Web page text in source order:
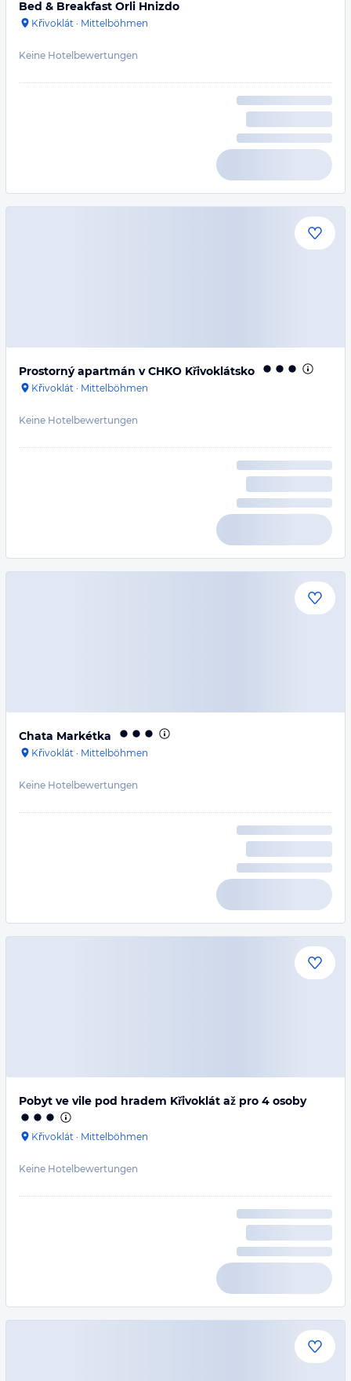
Bed & Breakfast Orli Hnizdo
Křivoklát · Mittelböhmen
Keine Hotelbewertungen
Prostorný apartmán v CHKO Křivoklátsko
Křivoklát · Mittelböhmen
Keine Hotelbewertungen
Chata Markétka
Křivoklát · Mittelböhmen
Keine Hotelbewertungen
Pobyt ve vile pod hradem Křivoklát až pro 4 osoby
Křivoklát · Mittelböhmen
Keine Hotelbewertungen